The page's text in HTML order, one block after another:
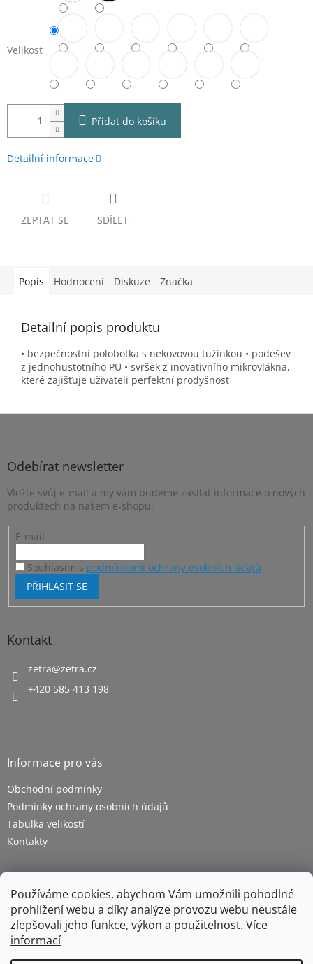
Používáme cookies, abychom Vám umožnili pohodlné
prohlížení webu a díky analýze provozu webu neustále
zlepšovali jeho funkce, výkon a použitelnost. Více
informací
Velikost
Přidat do košíku
Detailní informace
ZEPTAT SE SDÍLET
Popis Hodnocení Diskuze Značka
Detailní popis produktu
• bezpečnostní polobotka s nekovovou tužinkou • podešev
z jednohustotního PU • svršek z inovativního mikrovlákna,
které zajišťuje uživateli perfektní prodyšnost
Z
Odebírat newsletter
Vložte svůj e-mail a my vám budeme zasílat informace o nových
produktech na našem e-shopu.
E-mail
Souhlasím s podmínkami ochrany osobních údajů
PŘIHLÁSIT SE
Kontakt
zetra@zetra.cz
+420 585 413 198
Informace pro vás
Obchodní podmínky
Podmínky ochrany osobních údajů
Tabulka velikostí
Kontakty